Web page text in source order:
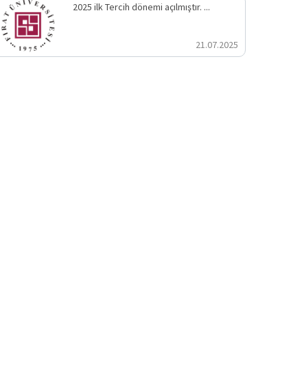
2025 ilk Tercih dönemi açılmıştır. ...
21.07.2025